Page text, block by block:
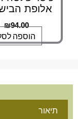
אלופת
₪94.00
הוספה
תיאור